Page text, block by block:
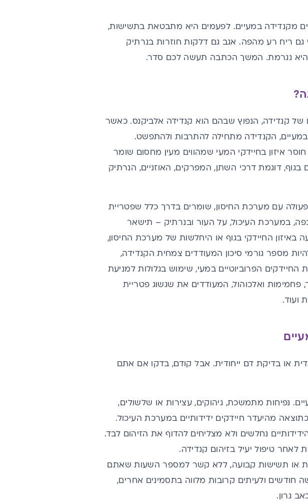
מקנדידה במעיים. לפעמים היא מתבטאת בתשישות,
גם ריח רע מהפה. אגב גם דלקות חוזרות בנרתיק
היא נגרמת. המשך הכתבה תעשה לכם סדר.
של קנדידה, הנפוץ שבהם הוא קנדידה אלביקנס. כאשר
במעיים, הקנדידה מתחילה להתרבות ולהתפשט.
איזון בחיידקי המעי שמהווים מעין מחסום שומר
דוגמת דרכי השתן, המפרקים, האוזניים, הנרתיק
עם מערכת החיסון, שומרים בדרך כלל שפטריית
במערכת העיכול, על העור ובנרתיק – תישאר
החיידקי בגוף או היחלשות של מערכת החיסון,
מספר גורמי סיכון המעודדים צמחית הקנדידה,
הפרוביוטיים במעי, שימוש בגלולות למניעת
פחמימות ואלכוהול, המעודדים את שגשוג פטריית
ועוד.
או בדיקת דם ייחודית. אבל קודם, בדקו אם אתם
נפיחות מתמשכת, גיהוקים,עצירות או שלשולים,
מהיעדר חיידקים ידידותיים במערכת העיכול.
נחלשים ולא מצליחים להדוף את הזיהום לבד.
לאחר טיפול יעיל בזיהום קנדידה.
או תשישות קבועה, ללא קשר למספר השעות שאתם
חודשים ולעיתים קרובות מלווה בתסמינים אחרים,
גרון.